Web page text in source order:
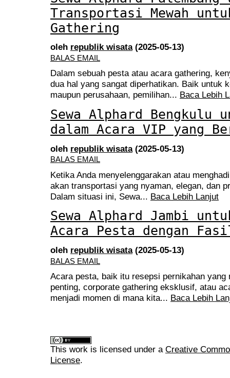
Transportasi Mewah
Gathering
oleh republik wisata(2025-05-13)
BALAS EMAIL
Dalam sebuah pesta atau acara gathering,
dua hal yang sangat diperhatikan. Baik untuk
maupun perusahaan, pemilihan... Baca Lebih
Sewa Alphard Bengkulu
dalam Acara VIP yang
oleh republik wisata(2025-05-13)
BALAS EMAIL
Ketika Anda menyelenggarakan atau
akan transportasi yang nyaman, elegan, dan
Dalam situasi ini, Sewa... Baca Lebih Lanjut
Sewa Alphard Jambi
Acara Pesta dengan
oleh republik wisata(2025-05-13)
BALAS EMAIL
Acara pesta, baik itu resepsi pernikahan yang
penting, corporate gathering eksklusif, atau
menjadi momen di mana kita... Baca Lebih
This work is licensed under a Creative
License.